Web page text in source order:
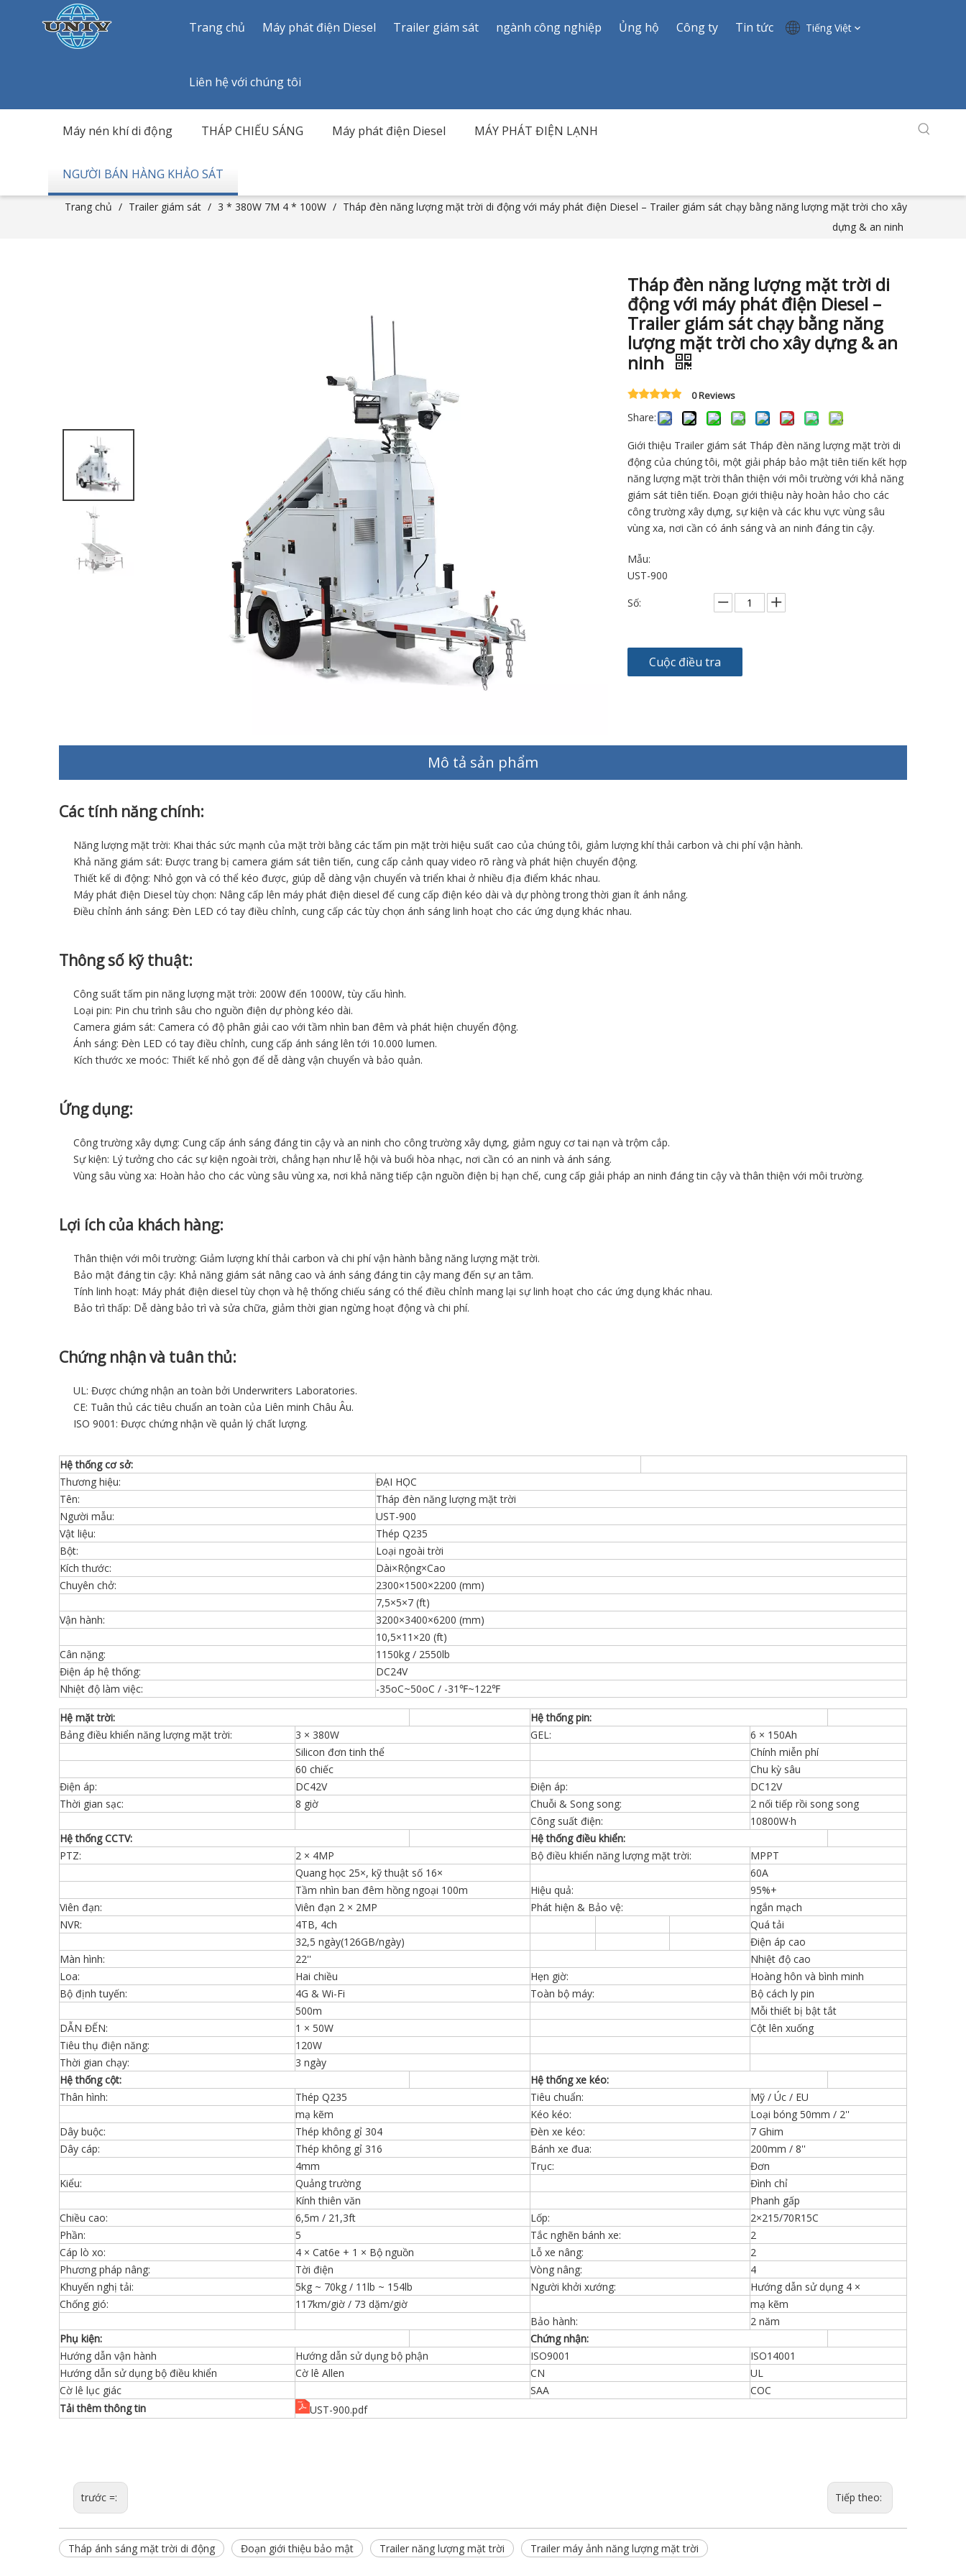
Trang chủ Máy phát điện Diesel Trailer giám sát ngành công nghiệp Ủng hộ Công ty Tin tức
Liên hệ với chúng tôi
Tiếng Việt
Máy nén khí di động THÁP CHIẾU SÁNG Máy phát điện Diesel MÁY PHÁT ĐIỆN LẠNH
NGƯỜI BÁN HÀNG KHẢO SÁT
Trang chủ / Trailer giám sát / 3 * 380W 7M 4 * 100W / Tháp đèn năng lượng mặt trời di động với máy phát điện Diesel – Trailer giám sát chạy bằng năng lượng mặt trời cho xây
dựng & an ninh
Tháp đèn năng lượng mặt trời di
động với máy phát điện Diesel –
Trailer giám sát chạy bằng năng
lượng mặt trời cho xây dựng & an
ninh
0 Reviews
Share:
Giới thiệu Trailer giám sát Tháp đèn năng lượng mặt trời di
động của chúng tôi, một giải pháp bảo mật tiên tiến kết hợp
năng lượng mặt trời thân thiện với môi trường với khả năng
giám sát tiên tiến. Đoạn giới thiệu này hoàn hảo cho các
công trường xây dựng, sự kiện và các khu vực vùng sâu
vùng xa, nơi cần có ánh sáng và an ninh đáng tin cậy.
Mẫu:
UST-900
Số:
Cuộc điều tra
Mô tả sản phẩm
Các tính năng chính:
Năng lượng mặt trời: Khai thác sức mạnh của mặt trời bằng các tấm pin mặt trời hiệu suất cao của chúng tôi, giảm lượng khí thải carbon và chi phí vận hành.
Khả năng giám sát: Được trang bị camera giám sát tiên tiến, cung cấp cảnh quay video rõ ràng và phát hiện chuyển động.
Thiết kế di động: Nhỏ gọn và có thể kéo được, giúp dễ dàng vận chuyển và triển khai ở nhiều địa điểm khác nhau.
Máy phát điện Diesel tùy chọn: Nâng cấp lên máy phát điện diesel để cung cấp điện kéo dài và dự phòng trong thời gian ít ánh nắng.
Điều chỉnh ánh sáng: Đèn LED có tay điều chỉnh, cung cấp các tùy chọn ánh sáng linh hoạt cho các ứng dụng khác nhau.
Thông số kỹ thuật:
Công suất tấm pin năng lượng mặt trời: 200W đến 1000W, tùy cấu hình.
Loại pin: Pin chu trình sâu cho nguồn điện dự phòng kéo dài.
Camera giám sát: Camera có độ phân giải cao với tầm nhìn ban đêm và phát hiện chuyển động.
Ánh sáng: Đèn LED có tay điều chỉnh, cung cấp ánh sáng lên tới 10.000 lumen.
Kích thước xe moóc: Thiết kế nhỏ gọn để dễ dàng vận chuyển và bảo quản.
Ứng dụng:
Công trường xây dựng: Cung cấp ánh sáng đáng tin cậy và an ninh cho công trường xây dựng, giảm nguy cơ tai nạn và trộm cắp.
Sự kiện: Lý tưởng cho các sự kiện ngoài trời, chẳng hạn như lễ hội và buổi hòa nhạc, nơi cần có an ninh và ánh sáng.
Vùng sâu vùng xa: Hoàn hảo cho các vùng sâu vùng xa, nơi khả năng tiếp cận nguồn điện bị hạn chế, cung cấp giải pháp an ninh đáng tin cậy và thân thiện với môi trường.
Lợi ích của khách hàng:
Thân thiện với môi trường: Giảm lượng khí thải carbon và chi phí vận hành bằng năng lượng mặt trời.
Bảo mật đáng tin cậy: Khả năng giám sát nâng cao và ánh sáng đáng tin cậy mang đến sự an tâm.
Tính linh hoạt: Máy phát điện diesel tùy chọn và hệ thống chiếu sáng có thể điều chỉnh mang lại sự linh hoạt cho các ứng dụng khác nhau.
Bảo trì thấp: Dễ dàng bảo trì và sửa chữa, giảm thời gian ngừng hoạt động và chi phí.
Chứng nhận và tuân thủ:
UL: Được chứng nhận an toàn bởi Underwriters Laboratories.
CE: Tuân thủ các tiêu chuẩn an toàn của Liên minh Châu Âu.
ISO 9001: Được chứng nhận về quản lý chất lượng.
Hệ thống cơ sở:
Thương hiệu:
ĐẠI HỌC
Tên:
Tháp đèn năng lượng mặt trời
Người mẫu:
UST-900
Vật liệu:
Thép Q235
Bột:
Loại ngoài trời
Kích thước:
Dài×Rộng×Cao
Chuyên chở:
2300×1500×2200 (mm)
7,5×5×7 (ft)
Vận hành:
3200×3400×6200 (mm)
10,5×11×20 (ft)
Cân nặng:
1150kg / 2550lb
Điện áp hệ thống:
DC24V
Nhiệt độ làm việc:
-35oC~50oC / -31℉~122℉
Hệ mặt trời:
Hệ thống pin:
Bảng điều khiển năng lượng mặt trời:
3 × 380W GEL:
6 × 150Ah
Silicon đơn tinh thể
Chính miễn phí
60 chiếc
Chu kỳ sâu
Điện áp:
DC42V Điện áp:
DC12V
Thời gian sạc:
8 giờ Chuỗi & Song song:
2 nối tiếp rồi song song
Công suất điện:
10800W·h
Hệ thống CCTV:
Hệ thống điều khiển:
PTZ:
2 × 4MP Bộ điều khiển năng lượng mặt trời:
MPPT
Quang học 25×, kỹ thuật số 16×
60A
Tầm nhìn ban đêm hồng ngoại 100m
Hiệu quả:
95%+
Viên đạn:
Viên đạn 2 × 2MP Phát hiện & Bảo vệ:
ngắn mạch
NVR:
4TB, 4ch
Quá tải
32,5 ngày(126GB/ngày)
Điện áp cao
Màn hình:
22''
Nhiệt độ cao
Loa:
Hai chiều Hẹn giờ:
Hoàng hôn và bình minh
Bộ định tuyến:
4G & Wi-Fi Toàn bộ máy:
Bộ cách ly pin
500m
Mỗi thiết bị bật tắt
DẪN ĐẾN:
1 × 50W
Cột lên xuống
Tiêu thụ điện năng:
120W
Thời gian chạy:
3 ngày
Hệ thống cột:
Hệ thống xe kéo:
Thân hình:
Thép Q235 Tiêu chuẩn:
Mỹ / Úc / EU
mạ kẽm
Kéo kéo:
Loại bóng 50mm / 2''
Dây buộc:
Thép không gỉ 304 Đèn xe kéo:
7 Ghim
Dây cáp:
Thép không gỉ 316 Bánh xe đua:
200mm / 8''
4mm
Trục:
Đơn
Kiểu:
Quảng trường
Đình chỉ
Kính thiên văn
Phanh gấp
Chiều cao:
6,5m / 21,3ft Lốp:
2×215/70R15C
Phần:
5 Tắc nghẽn bánh xe:
2
Cáp lò xo:
4 × Cat6e + 1 × Bộ nguồn Lỗ xe nâng:
2
Phương pháp nâng:
Tời điện Vòng nâng:
4
Khuyến nghị tải:
5kg ~ 70kg / 11lb ~ 154lb Người khởi xướng:
Hướng dẫn sử dụng 4 ×
Chống gió:
117km/giờ / 73 dặm/giờ
mạ kẽm
Bảo hành:
2 năm
Phụ kiện:
Chứng nhận:
Hướng dẫn vận hành
Hướng dẫn sử dụng bộ phận ISO9001
ISO14001
Hướng dẫn sử dụng bộ điều khiển
Cờ lê Allen CN
UL
Cờ lê lục giác
SAA
COC
Tải thêm thông tin
UST-900.pdf
trước =: Tiếp theo:
Tháp ánh sáng mặt trời di động Đoạn giới thiệu bảo mật Trailer năng lượng mặt trời Trailer máy ảnh năng lượng mặt trời